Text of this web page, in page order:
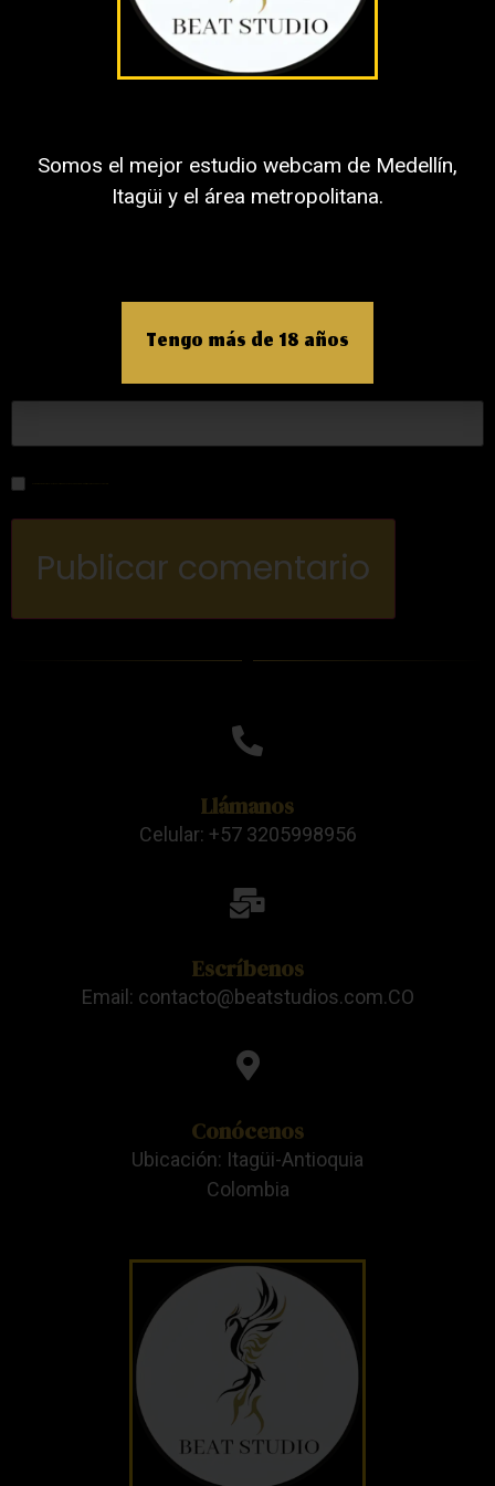
Llámanos
Celular: +57 3205998956
Escríbenos
Email: contacto@beatstudios.com.CO
Conócenos
Ubicación: Itagüi-Antioquia
Colombia
Somos el mejor estudio webcam de Medellín,
Itagüi y el área metropolitana.
Tengo más de 18 años